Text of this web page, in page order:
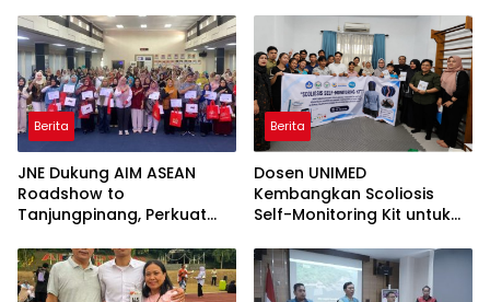
Berita
JNE Dukung AIM ASEAN
Roadshow to
Tanjungpinang, Perkuat
Pemanfaatan Teknologi AI
Berita
Dosen UNIMED
Kembangkan Scoliosis
Self-Monitoring Kit untuk
Mandiri Pasien Scoliosis